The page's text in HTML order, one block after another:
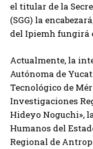
el titular de la
(SGG) la
del Ipiemh fungirá
Actualmente, la
Autónoma de
Tecnológico de
Investigaciones
Hideyo Noguchi»,
Humanos del
Regional de